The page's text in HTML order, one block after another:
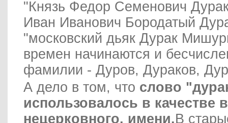
"Князь Федор Семенович
Иван Иванович Бородатый
"московский дьяк Дурак
времен начинаются и
фамилии - Дуров, Дураков,
А дело в том, что слово
использовалось в качестве
нецерковного, имени.В